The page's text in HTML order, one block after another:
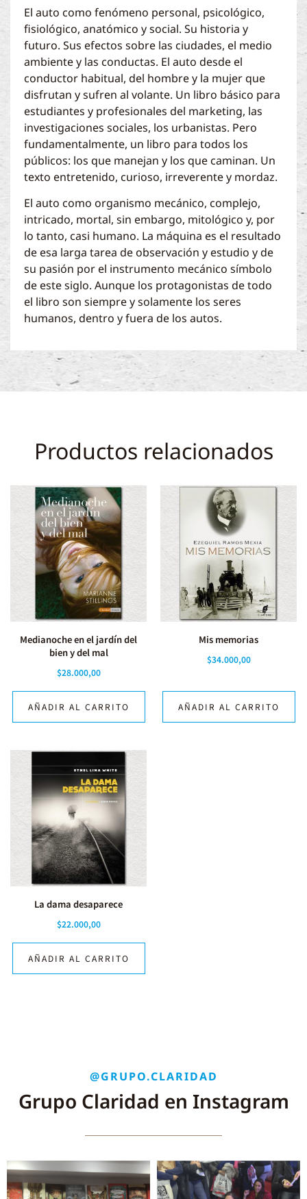
El auto como fenómeno personal, psicológico,
fisiológico, anatómico y social. Su historia y
futuro. Sus efectos sobre las ciudades, el medio
ambiente y las conductas. El auto desde el
conductor habitual, del hombre y la mujer que
disfrutan y sufren al volante. Un libro básico para
estudiantes y profesionales del marketing, las
investigaciones sociales, los urbanistas. Pero
fundamentalmente, un libro para todos los
públicos: los que manejan y los que caminan. Un
texto entretenido, curioso, irreverente y mordaz.
El auto como organismo mecánico, complejo,
intricado, mortal, sin embargo, mitológico y, por
lo tanto, casi humano. La máquina es el resultado
de esa larga tarea de observación y estudio y de
su pasión por el instrumento mecánico símbolo
de este siglo. Aunque los protagonistas de todo
el libro son siempre y solamente los seres
humanos, dentro y fuera de los autos.
Productos relacionados
Medianoche en el jardín del
bien y del mal
$28.000,00
AÑADIR AL CARRITO
Mis memorias
$34.000,00
AÑADIR AL CARRITO
La dama desaparece
$22.000,00
AÑADIR AL CARRITO
@GRUPO.CLARIDAD
Grupo Claridad en Instagram